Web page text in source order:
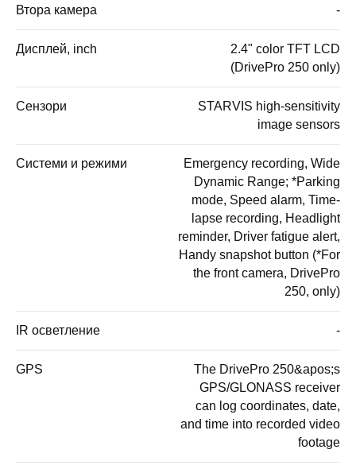
Втора камера -
Дисплей, inch
2.4" color TFT LCD
(DrivePro 250 only)
Сензори
STARVIS high-sensitivity
image sensors
Системи и режими
Emergency recording, Wide
Dynamic Range; *Parking
mode, Speed alarm, Time-
lapse recording, Headlight
reminder, Driver fatigue alert,
Handy snapshot button (*For
the front camera, DrivePro
250, only)
IR осветление -
GPS
The DrivePro 250&apos;s
GPS/GLONASS receiver
can log coordinates, date,
and time into recorded video
footage